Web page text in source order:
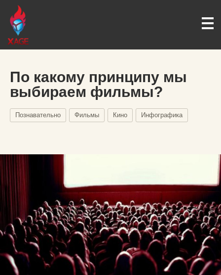
По какому принципу мы
выбираем фильмы?
Познавательно Фильмы Кино Инфографика